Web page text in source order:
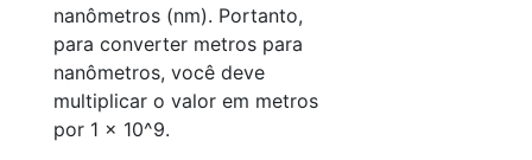
nanômetros (nm). Portanto,
para converter metros para
nanômetros, você deve
multiplicar o valor em metros
por 1 × 10^9.